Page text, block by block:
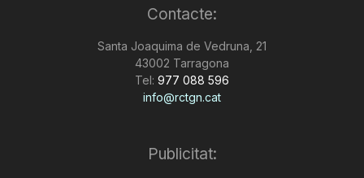
Contacte:
Santa Joaquima de Vedruna, 21
43002 Tarragona
Tel: 977 088 596
info@rctgn.cat
Publicitat: